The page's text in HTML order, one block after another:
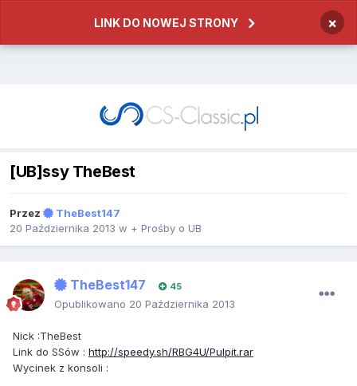
LINK DO NOWEJ STRONY ×
[UB]ssy TheBest
Przez
TheBest147
20 Października 2013 w + Prośby o UB
TheBest147 45
Opublikowano 20 Października 2013
Nick :TheBest
Link do SSów : http://speedy.sh/RBG4U/Pulpit.rar
Wycinek z konsoli :